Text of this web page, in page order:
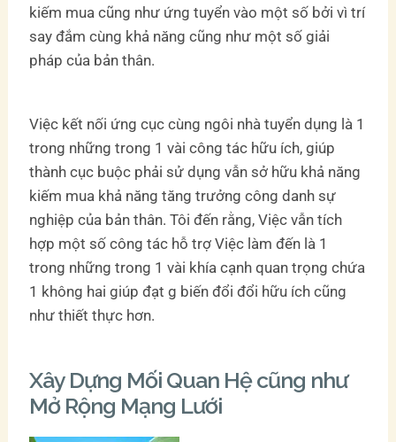
kiếm mua cũng như ứng tuyển vào một số bởi vì trí
say đắm cùng khả năng cũng như một số giải
pháp của bản thân.
Việc kết nối ứng cục cùng ngôi nhà tuyển dụng là 1
trong những trong 1 vài công tác hữu ích, giúp
thành cục buộc phải sử dụng vẫn sở hữu khả năng
kiếm mua khả năng tăng trưởng công danh sự
nghiệp của bản thân. Tôi đến rằng, Việc vẫn tích
hợp một số công tác hỗ trợ Việc làm đến là 1
trong những trong 1 vài khía cạnh quan trọng chứa
1 không hai giúp đạt g biến đổi đổi hữu ích cũng
như thiết thực hơn.
Xây Dựng Mối Quan Hệ cũng như
Mở Rộng Mạng Lưới